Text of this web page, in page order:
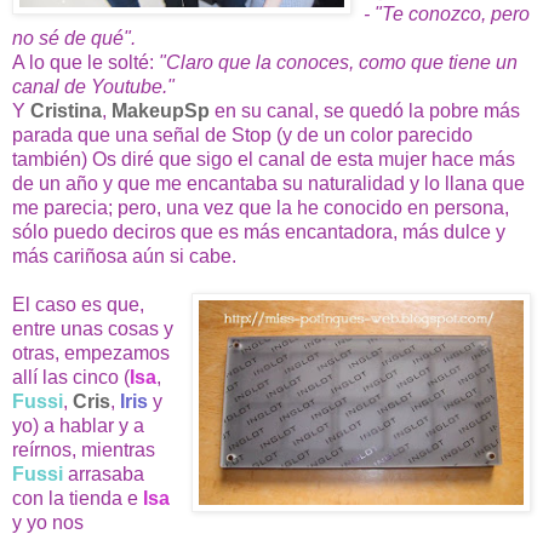
- "Te conozco, pero
no sé de qué".
A lo que le solté: "Claro que la conoces, como que tiene un
canal de Youtube."
Y Cristina, MakeupSp en su canal, se quedó la pobre más
parada que una señal de Stop (y de un color parecido
también) Os diré que sigo el canal de esta mujer hace más
de un año y que me encantaba su naturalidad y lo llana que
me parecia; pero, una vez que la he conocido en persona,
sólo puedo deciros que es más encantadora, más dulce y
más cariñosa aún si cabe.
El caso es que,
entre unas cosas y
otras, empezamos
allí las cinco ( Isa,
Fussi, Cris, Iris y
yo) a hablar y a
reírnos, mientras
Fussi arrasaba
con la tienda e Isa
y yo nos